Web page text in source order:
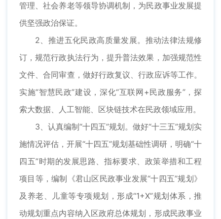
管理、社会养老等领导协调机制，为民政事业发展提
供坚强政治保证。
2、推进五化民政高质量发展。推动法律法规修
订，规范行政执法行为，提升普法效果，加强规范性
文件、合同审查，做好行政复议、行政应诉等工作。
实施“智慧民政”建设，深化“互联网+民政服务”，探
索大数据、人工智能、区块链技术在民政领域应用。
3、认真编制“十四五”规划。做好“十三五”规划实
施情况评估，开展“十四五”规划基础性调研，明确“十
四五”时期的发展思路、指标要求、政策举措和工程
项目等，编制《君山区民政事业发展“十四五”规划》
及养老、儿童等专项规划，形成“1+X”规划体系，推
动规划重点内容纳入区政府总体规划，形成民政事业